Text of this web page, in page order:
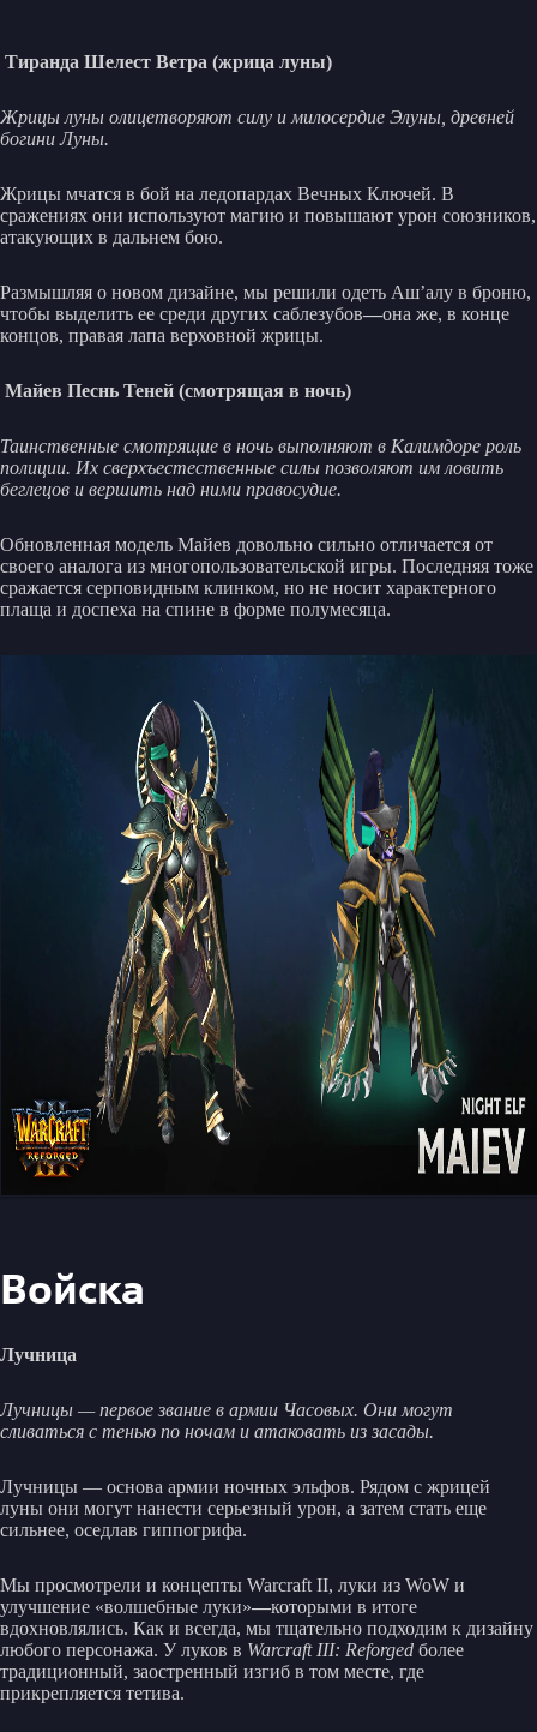
Тиранда Шелест Ветра (жрица луны)
Жрицы луны олицетворяют силу и милосердие Элуны, древней
богини Луны.
Жрицы мчатся в бой на ледопардах Вечных Ключей. В
сражениях они используют магию и повышают урон союзников,
атакующих в дальнем бою.
Размышляя о новом дизайне, мы решили одеть Аш’алу в броню,
чтобы выделить ее среди других саблезубов—она же, в конце
концов, правая лапа верховной жрицы.
Майев Песнь Теней (смотрящая в ночь)
Таинственные смотрящие в ночь выполняют в Калимдоре роль
полиции. Их сверхъестественные силы позволяют им ловить
беглецов и вершить над ними правосудие.
Обновленная модель Майев довольно сильно отличается от
своего аналога из многопользовательской игры. Последняя тоже
сражается серповидным клинком, но не носит характерного
плаща и доспеха на спине в форме полумесяца.
Войска
Лучница
Лучницы — первое звание в армии Часовых. Они могут
сливаться с тенью по ночам и атаковать из засады.
Лучницы — основа армии ночных эльфов. Рядом с жрицей
луны они могут нанести серьезный урон, а затем стать еще
сильнее, оседлав гиппогрифа.
Мы просмотрели и концепты Warcraft II, луки из WoW и
улучшение «волшебные луки»—которыми в итоге
вдохновлялись. Как и всегда, мы тщательно подходим к дизайну
любого персонажа. У луков в Warcraft III: Reforged более
традиционный, заостренный изгиб в том месте, где
прикрепляется тетива.